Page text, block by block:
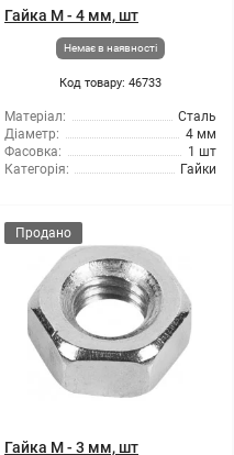
Гайка М - 4 мм, шт
Немає в наявності
Код товару: 46733
Матеріал:
Сталь
Діаметр:
4 мм
Фасовка:
1 шт
Категорія:
Гайки
Продано
Гайка М - 3 мм, шт